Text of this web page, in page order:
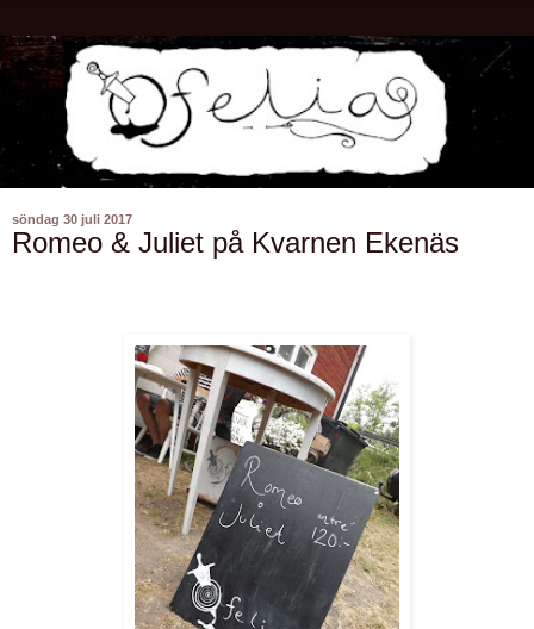
söndag 30 juli 2017
Romeo & Juliet på Kvarnen Ekenäs